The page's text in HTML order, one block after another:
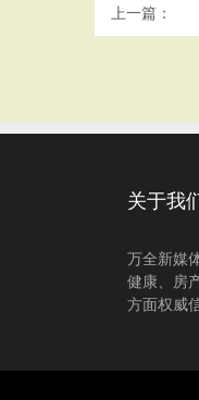
上一篇：
关于我
万全新媒
健康、房
方面权威